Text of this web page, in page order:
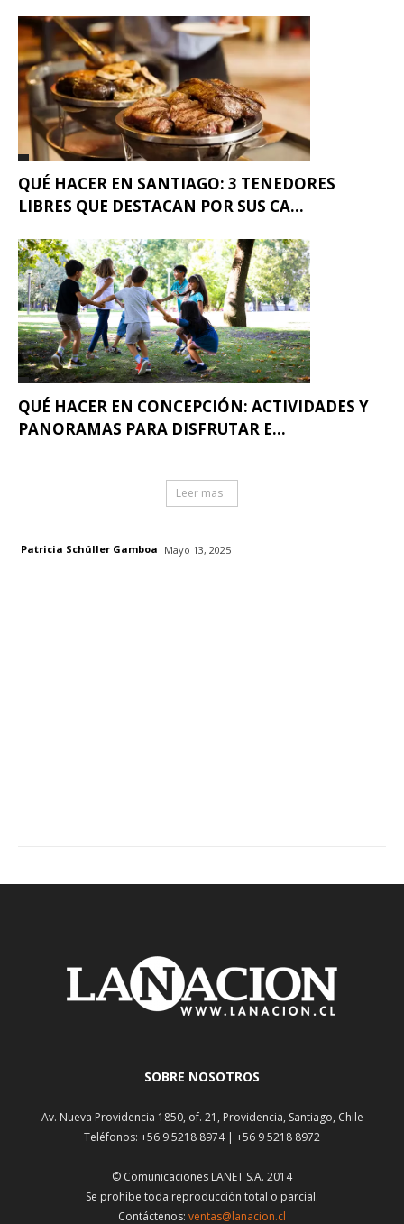
QUÉ HACER EN SANTIAGO: 3 TENEDORES
LIBRES QUE DESTACAN POR SUS CA...
QUÉ HACER EN CONCEPCIÓN: ACTIVIDADES Y
PANORAMAS PARA DISFRUTAR E...
Leer mas
Patricia Schüller Gamboa Mayo 13, 2025
SOBRE NOSOTROS
Av. Nueva Providencia 1850, of. 21, Providencia, Santiago, Chile
Teléfonos: +56 9 5218 8974 | +56 9 5218 8972
© Comunicaciones LANET S.A. 2014
Se prohíbe toda reproducción total o parcial.
Contáctenos: ventas@lanacion.cl